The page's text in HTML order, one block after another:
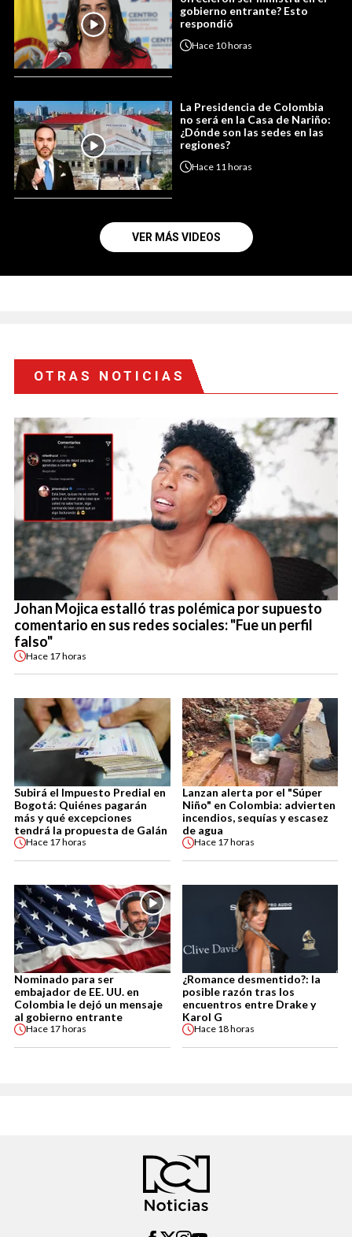
gobierno entrante? Esto
respondió
Hace 10 horas
La Presidencia de Colombia
no será en la Casa de Nariño:
¿Dónde son las sedes en las
regiones?
Hace 11 horas
VER MÁS VIDEOS
OTRAS NOTICIAS
Johan Mojica estalló tras polémica por supuesto
comentario en sus redes sociales: "Fue un perfil
falso"
Hace 17 horas
Subirá el Impuesto Predial en
Bogotá: Quiénes pagarán
más y qué excepciones
tendrá la propuesta de Galán
Hace 17 horas
Lanzan alerta por el "Súper
Niño" en Colombia: advierten
incendios, sequías y escasez
de agua
Hace 17 horas
Nominado para ser
embajador de EE. UU. en
Colombia le dejó un mensaje
al gobierno entrante
Hace 17 horas
¿Romance desmentido?: la
posible razón tras los
encuentros entre Drake y
Karol G
Hace 18 horas